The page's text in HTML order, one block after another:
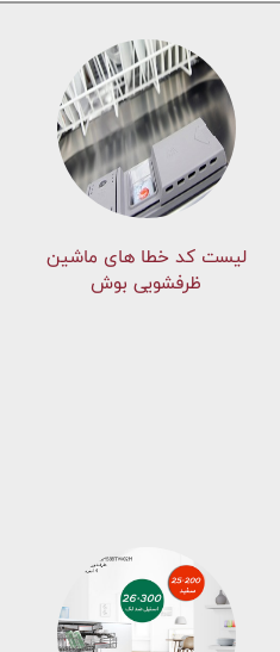
لیست کد خطا های ماشين
ظرفشویی بوش